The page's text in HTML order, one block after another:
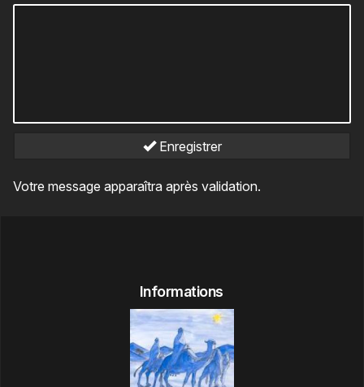
Enregistrer
Votre message apparaîtra après validation.
Informations